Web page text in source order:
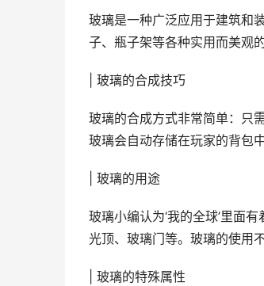
玻璃是一种广泛应用于建筑和
子、瓶子架等各种实用而美观
| 玻璃的合成技巧
玻璃的合成方式非常简单：只
玻璃会自动存储在玩家的背包
| 玻璃的用途
玻璃小编认为‘我的全球’里面
光顶、玻璃门等。玻璃的使用
| 玻璃的特殊属性